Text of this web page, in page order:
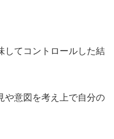
してコントロールした結
や意図を考え上で自分の